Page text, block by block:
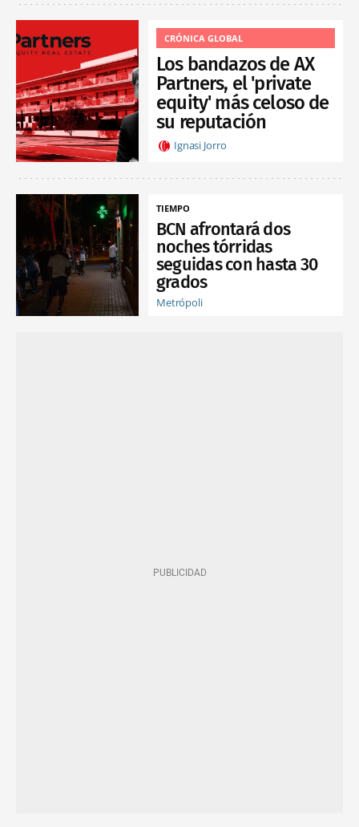
CRÓNICA GLOBAL
Los bandazos de AX
Partners, el 'private
equity' más celoso de
su reputación
Ignasi Jorro
TIEMPO
BCN afrontará dos
noches tórridas
seguidas con hasta 30
grados
Metrópoli